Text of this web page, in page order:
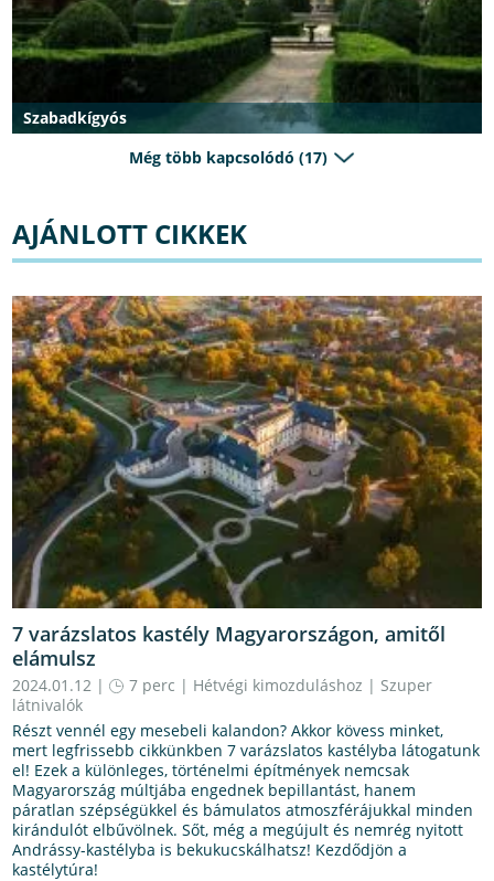
Szabadkígyós
Még több kapcsolódó (17)
AJÁNLOTT CIKKEK
7 varázslatos kastély Magyarországon, amitől
elámulsz
2024.01.12 | 7 perc | Hétvégi kimozduláshoz | Szuper
látnivalók
Részt vennél egy mesebeli kalandon? Akkor kövess minket,
mert legfrissebb cikkünkben 7 varázslatos kastélyba látogatunk
el! Ezek a különleges, történelmi építmények nemcsak
Magyarország múltjába engednek bepillantást, hanem
páratlan szépségükkel és bámulatos atmoszférájukkal minden
kirándulót elbűvölnek. Sőt, még a megújult és nemrég nyitott
Andrássy-kastélyba is bekukucskálhatsz! Kezdődjön a
kastélytúra!